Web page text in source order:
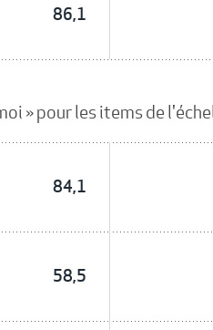
86,1
» pour les items de
84,1
58,5